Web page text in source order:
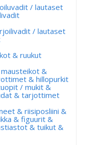
/ lautaset
/ lautaset
& ruukut
&
& hillopurkit
/ mukit &
& tarjottimet
& riisiposliini &
& figuurit &
& tuikut &